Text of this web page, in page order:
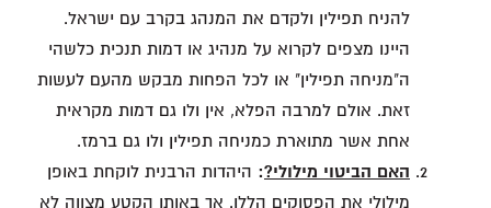
להניח תפילין ולקדם את המנהג בקרב עם ישראל.
היינו מצפים לקרוא על מנהיג או דמות תנכית כלשהי
ה"מניחה תפילין" או לכל הפחות מבקש מהעם לעשות
זאת. אולם למרבה הפלא, אין ולו גם דמות מקראית
אחת אשר מתוארת כמניחה תפילין ולו גם ברמז.
האם הביטוי מילולי?: היהדות הרבנית לוקחת באופן
מילולי את הפסוקים הללו. אך באותו הקטע מצווה לא